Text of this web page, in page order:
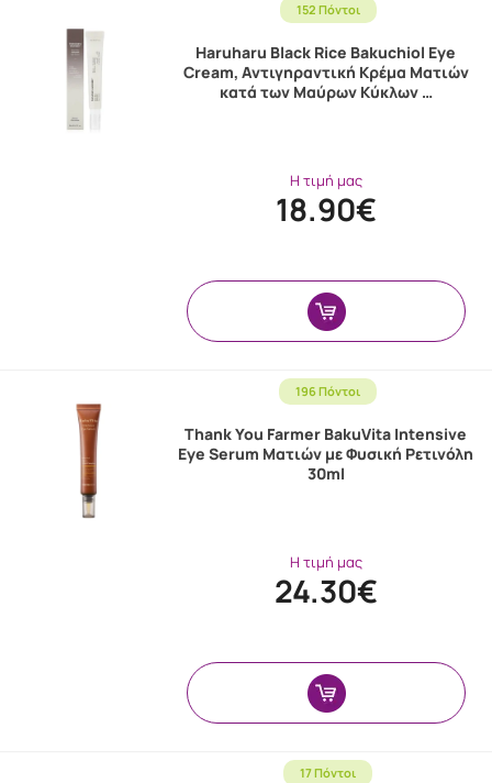
152 Πόντοι
Haruharu Black Rice Bakuchiol Eye
Cream, Αντιγηραντική Κρέμα Ματιών
κατά των Μαύρων Κύκλων …
Η τιμή μας
18.90€
196 Πόντοι
Thank You Farmer BakuVita Intensive
Eye Serum Ματιών με Φυσική Ρετινόλη
30ml
Η τιμή μας
24.30€
17 Πόντοι